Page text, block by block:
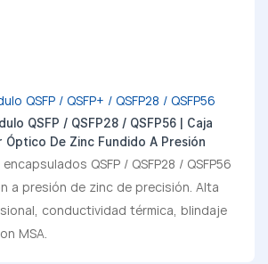
QSFP / QSFP+ / QSFP28 / QSFP56
QSFP / QSFP28 / QSFP56 | Caja
De Zinc Fundido A Presión
QSFP / QSFP28 / QSFP56
a presión de zinc de precisión. Alta
conductividad térmica, blindaje
MSA.